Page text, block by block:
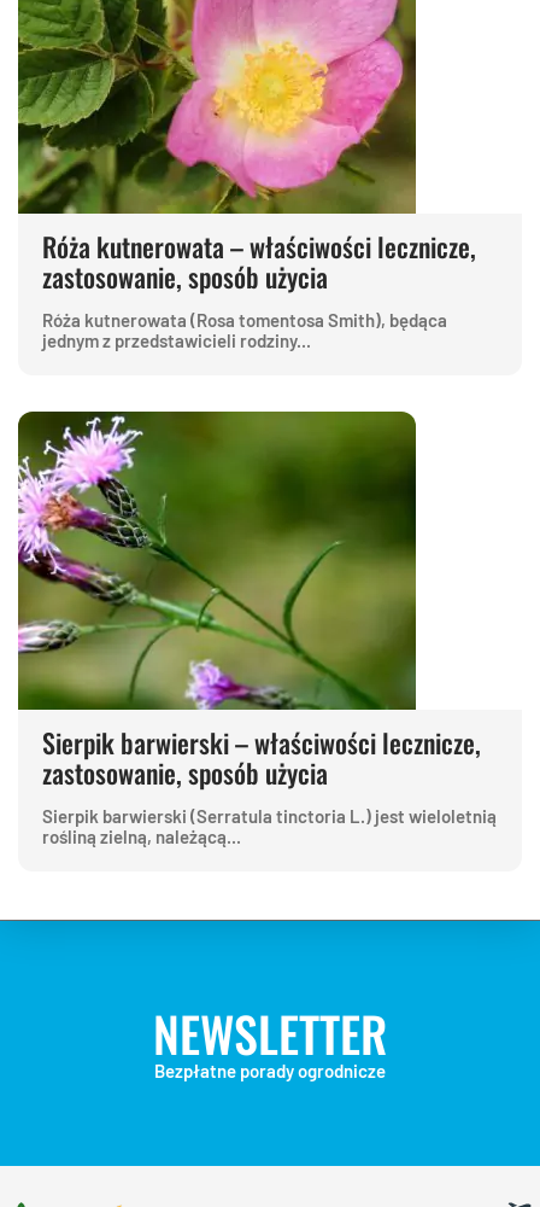
Róża kutnerowata – właściwości lecznicze,
zastosowanie, sposób użycia
Róża kutnerowata (Rosa tomentosa Smith), będąca
jednym z przedstawicieli rodziny...
Sierpik barwierski – właściwości lecznicze,
zastosowanie, sposób użycia
Sierpik barwierski (Serratula tinctoria L.) jest wieloletnią
rośliną zielną, należącą...
NEWSLETTER
Bezpłatne porady ogrodnicze